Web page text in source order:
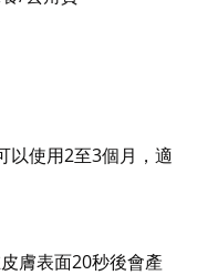
以使用2至3個月，適
膚表面20秒後會產